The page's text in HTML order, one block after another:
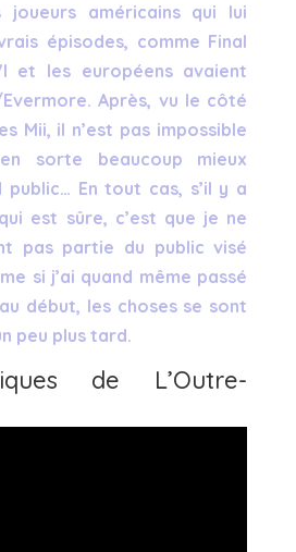
joueurs américains qui lui
épisodes, comme Final
et les européens avaient
Après, vu le côté
Mii, il n’est pas impossible
sorte beaucoup mieux
public… En tout cas, s’il y a
est sûre, c’est que je ne
pas partie du public visé
si j’ai quand même passé
début, les choses se sont
peu plus tard.
de L’Outre-